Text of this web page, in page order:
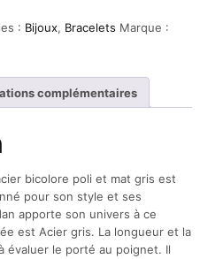
: Bijoux, Bracelets Marque :
complémentaires
bicolore poli et mat gris est
pour son style et ses
apporte son univers à ce
est Acier gris. La longueur et la
évaluer le porté au poignet. Il